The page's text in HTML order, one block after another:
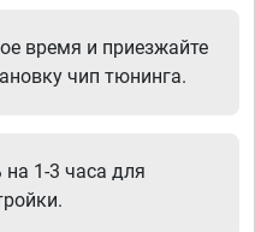
время и приезжайте
чип тюнинга.
1-3 часа для